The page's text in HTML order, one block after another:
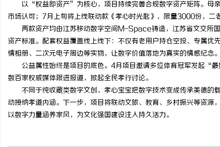
以“权益即资产”为核心，项目持续完善合规数字资产矩阵。母
市场认可；7月上旬将上线联动款《孝心时光匙》，限量3000份，
两款资产均由江苏移动数字空间M-Space铸造，江苏省文交所
资产标准。配套权益覆盖线上线下：不仅有老用户持仓空投、专属
情相册、二次元电子周边等实物，让数字价值落地为真实的情感纪念
公益属性始终是项目的底色。4月项目邀请多位体育冠军发起“
数百家权威媒体跟进报道，掀起全民孝行讨论。
不同于纯收藏类数字文创，孝心宝宝把数字技术变成传承美德
动接纳孝道内涵。下一步，项目将联动文旅、教育、乡村振兴等资
以数字力量涵养家风，为文化强国建设注入持久活力。